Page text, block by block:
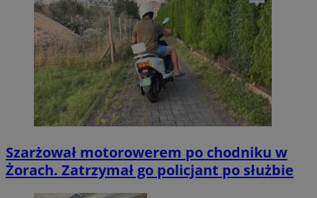
Szarżował motorowerem po chodniku w
Żorach. Zatrzymał go policjant po służbie